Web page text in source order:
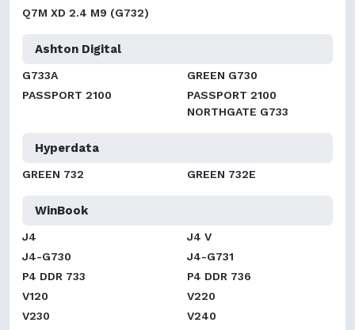
Q7M XD 2.4 M9 (G732)
Ashton Digital
G733A
GREEN G730
PASSPORT 2100
PASSPORT 2100
NORTHGATE G733
Hyperdata
GREEN 732 GREEN 732E
WinBook
J4
J4 V
J4-G730
J4-G731
P4 DDR 733
P4 DDR 736
V120
V220
V230
V240